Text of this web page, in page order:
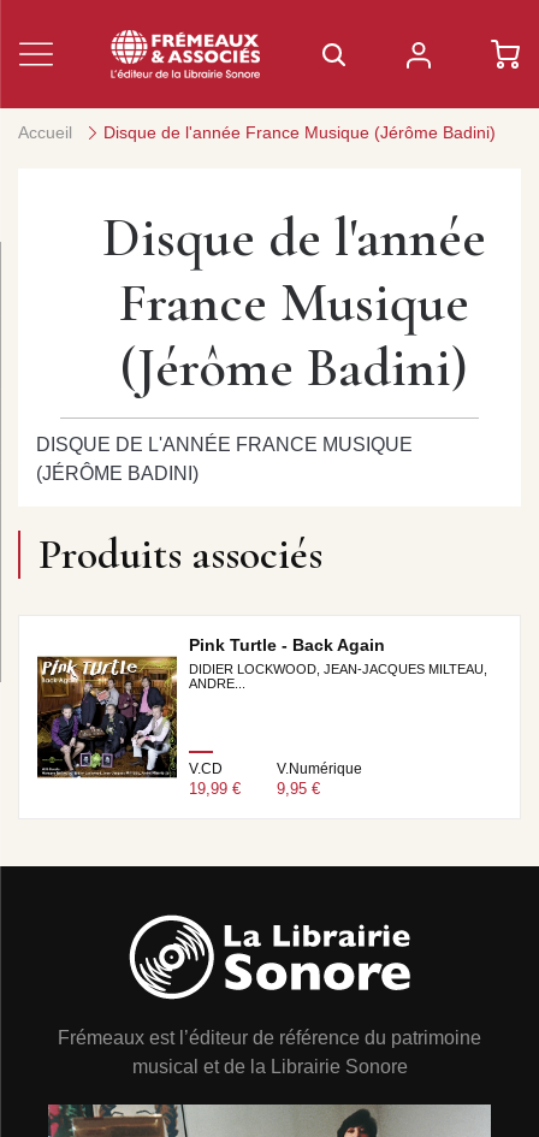
Accueil Disque de l'année France Musique (Jérôme Badini)
Disque de l'année
France Musique
(Jérôme Badini)
DISQUE DE L'ANNÉE FRANCE MUSIQUE
(JÉRÔME BADINI)
Produits associés
Pink Turtle - Back Again
DIDIER LOCKWOOD, JEAN-JACQUES MILTEAU,
ANDRE...
V.CD
19,99 €
V.Numérique
9,95 €
Frémeaux est l’éditeur de référence du patrimoine
musical et de la Librairie Sonore